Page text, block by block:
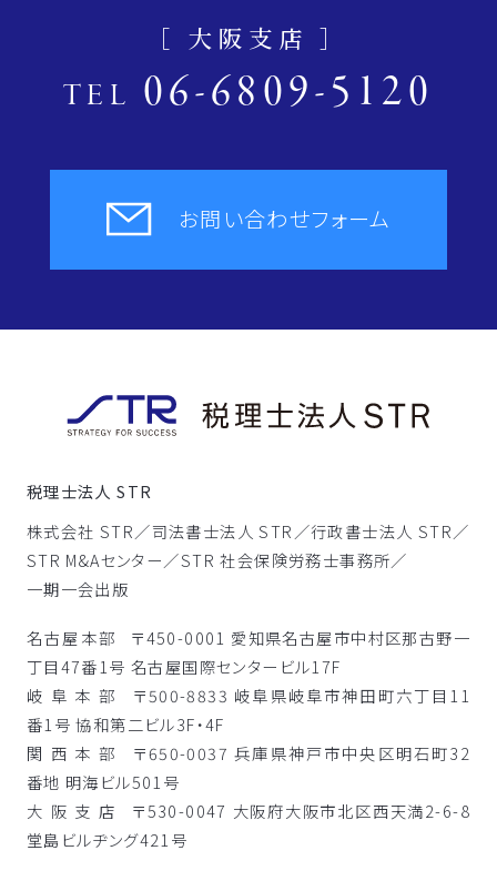
［ 大阪支店 ］
TEL 06-6809-5120
お問い合わせフォーム
税理士法人 STR
株式会社 STR／司法書士法人 STR／行政書士法人 STR／
STR M&Aセンター／STR 社会保険労務士事務所／
一期一会出版
名古屋本部〒450-0001 愛知県名古屋市中村区那古野一
丁目47番1号 名古屋国際センタービル17F
岐阜本部〒500-8833 岐阜県岐阜市神田町六丁目11
番1号 協和第二ビル3F・4F
関西本部〒650-0037 兵庫県神戸市中央区明石町32
番地 明海ビル501号
大阪支店〒530-0047 大阪府大阪市北区西天満2-6-8
堂島ビルヂング421号